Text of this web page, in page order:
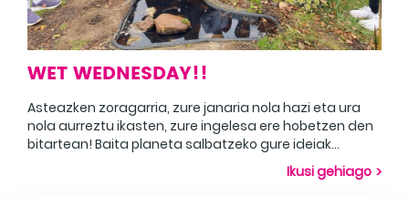
WET WEDNESDAY!!
Asteazken zoragarria, zure janaria nola hazi eta ura
nola aurreztu ikasten, zure ingelesa ere hobetzen den
bitartean! Baita planeta salbatzeko gure ideiak
aurkezten ere. ¡Maravilloso miércoles, aprendiendo
cómo crecer tu comida y cómo ahorrar aguaIkusi gehiago